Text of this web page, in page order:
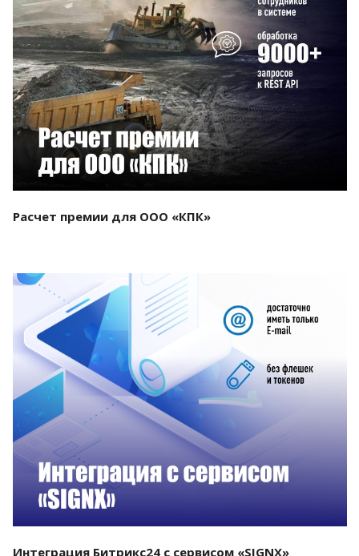
Смотреть проект
Расчет премии для ООО «КПК»
Смотреть проект
Интеграция Битрикс24 с сервисом «SIGNX»